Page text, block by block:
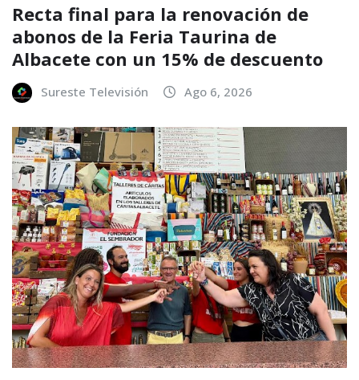
Recta final para la renovación de
abonos de la Feria Taurina de
Albacete con un 15% de descuento
Sureste Televisión Ago 6, 2026